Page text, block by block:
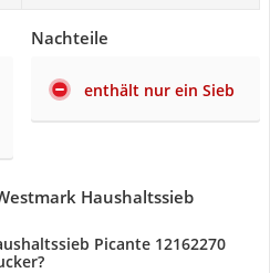
Nachteile
enthält nur ein Sieb
Haushaltssieb
Picante 12162270